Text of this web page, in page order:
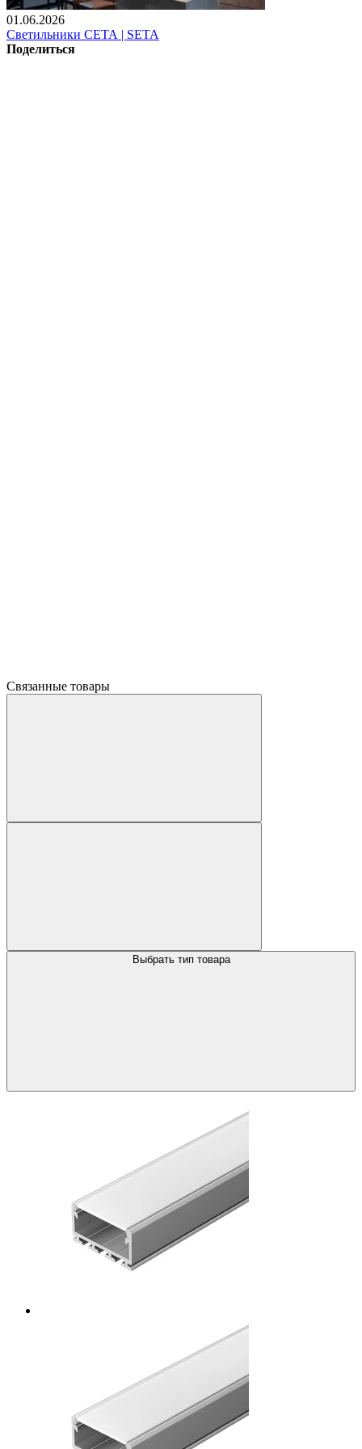
01.06.2026
Светильники СЕТА | SETA
Поделиться
Связанные товары
Выбрать тип товара